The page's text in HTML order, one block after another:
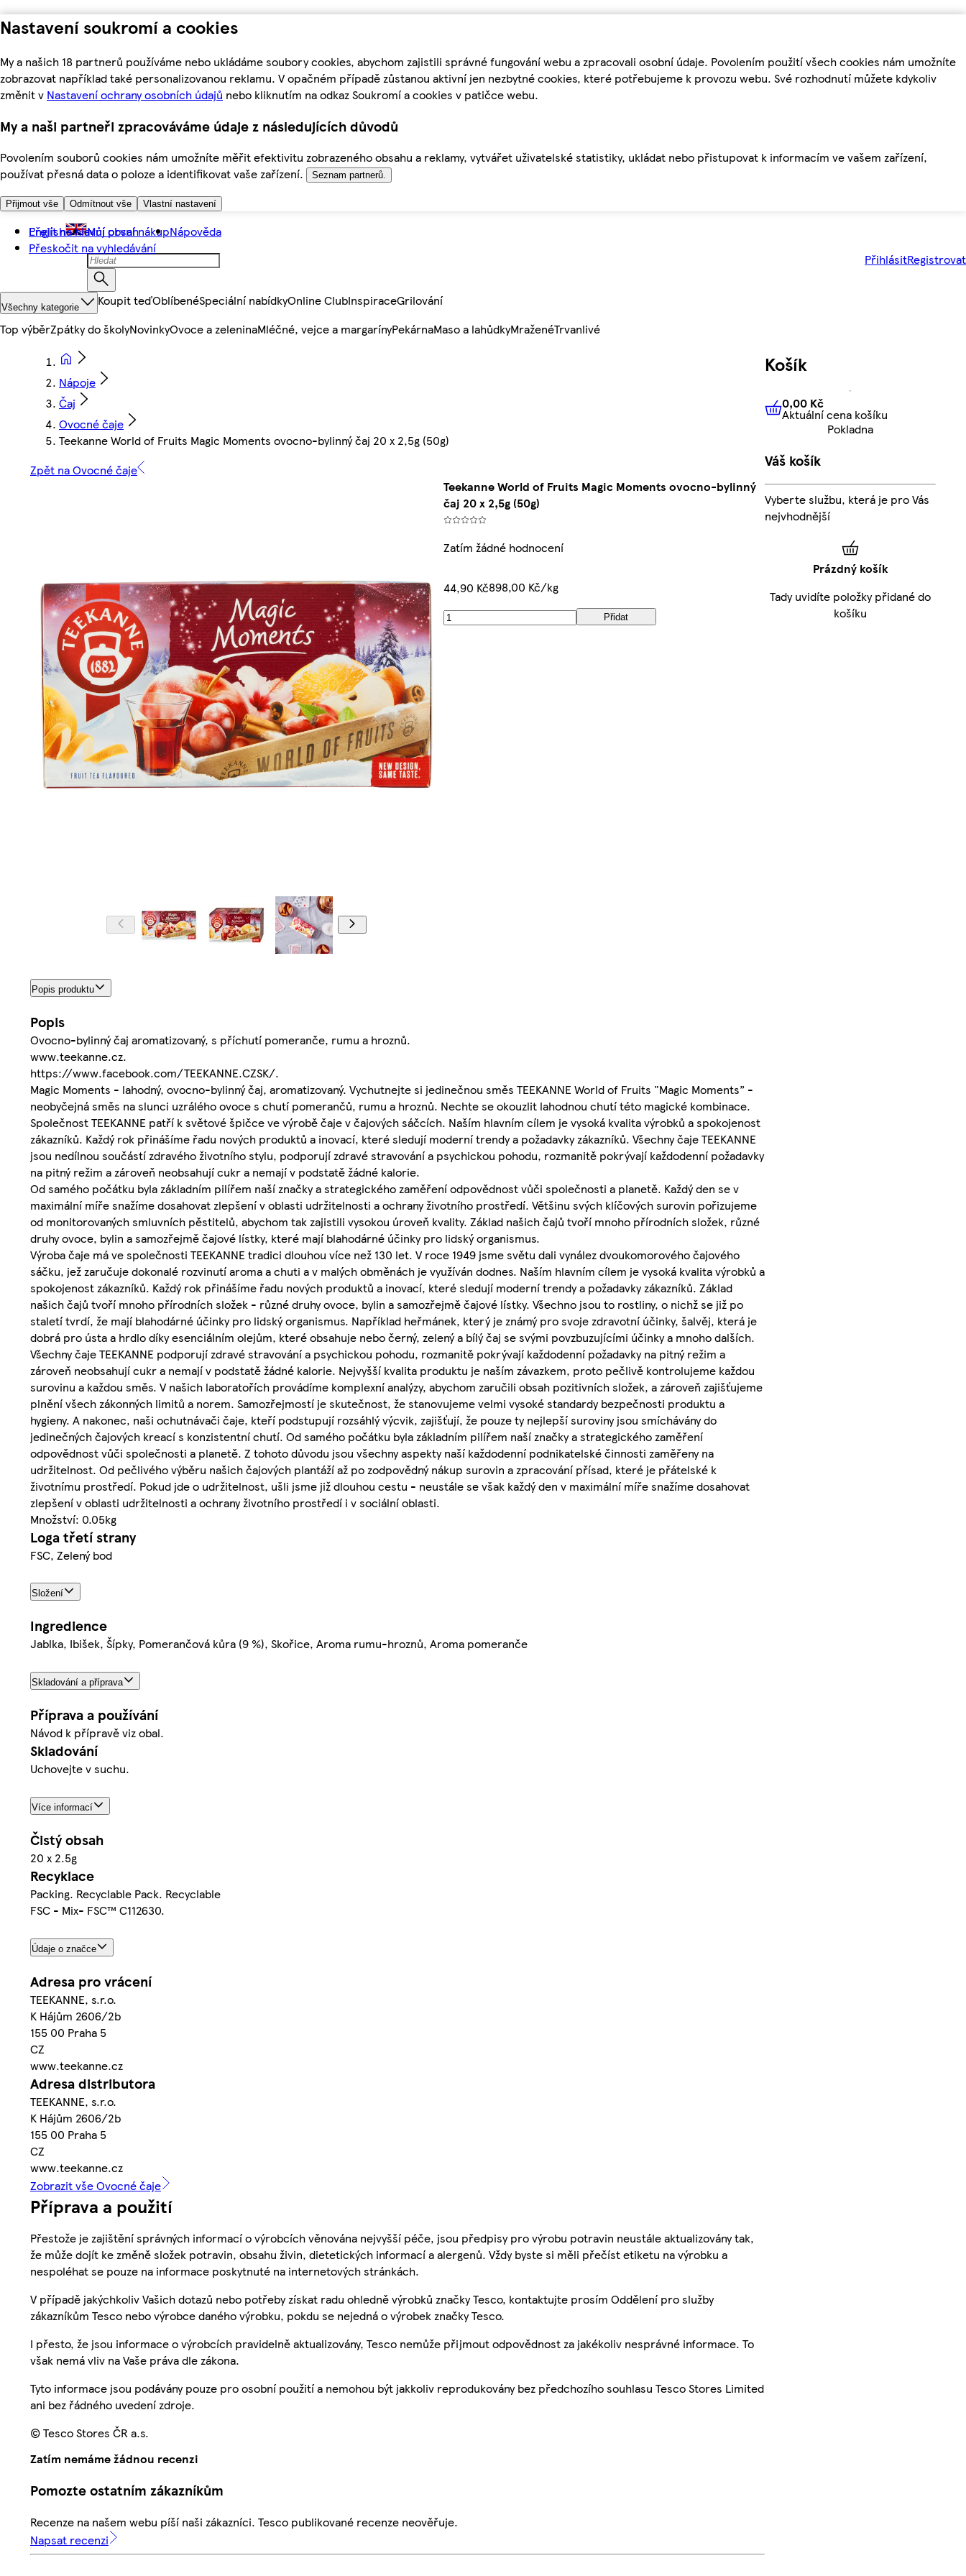
Nastavení soukromí a cookies
My a našich 18 partnerů používáme nebo ukládáme soubory cookies, abychom zajistili správné fungování webu a zpracovali osobní údaje. Povolením použití všech cookies nám umožníte
zobrazovat například také personalizovanou reklamu. V opačném případě zůstanou aktivní jen nezbytné cookies, které potřebujeme k provozu webu. Své rozhodnutí můžete kdykoliv
změnit v Nastavení ochrany osobních údajů nebo kliknutím na odkaz Soukromí a cookies v patičce webu.
My a naši partneři zpracováváme údaje z následujících důvodů
Povolením souborů cookies nám umožníte měřit efektivitu zobrazeného obsahu a reklamy, vytvářet uživatelské statistiky, ukládat nebo přistupovat k informacím ve vašem zařízení,
používat přesná data o poloze a identifikovat vaše zařízení.
Seznam partnerů.
Přijmout vše Odmítnout vše Vlastní nastavení
Přejít na hlavní obsah
Přeskočit na vyhledávání
English Můj první nákupNápověda
PřihlásitRegistrovat
Všechny kategorie Koupit teďOblíbenéSpeciální nabídkyOnline ClubInspiraceGrilování
Top výběrZpátky do školyNovinkyOvoce a zeleninaMléčné, vejce a margarínyPekárnaMaso a lahůdkyMraženéTrvanlivé
Nápoje
Čaj
Ovocné čaje
Teekanne World of Fruits Magic Moments ovocno-bylinný čaj 20 x 2,5g (50g)
Zpět na Ovocné čaje
Teekanne World of Fruits Magic Moments ovocno-bylinný
čaj 20 x 2,5g (50g)
Zatím žádné hodnocení
44,90 Kč898,00 Kč/kg
Přidat
Popis produktu
Popis
Ovocno-bylinný čaj aromatizovaný, s příchutí pomeranče, rumu a hroznů.
www.teekanne.cz.
https://www.facebook.com/TEEKANNE.CZSK/.
Magic Moments - lahodný, ovocno-bylinný čaj, aromatizovaný. Vychutnejte si jedinečnou směs TEEKANNE World of Fruits "Magic Moments” -
neobyčejná směs na slunci uzrálého ovoce s chutí pomerančů, rumu a hroznů. Nechte se okouzlit lahodnou chutí této magické kombinace.
Společnost TEEKANNE patří k světové špičce ve výrobě čaje v čajových sáčcích. Naším hlavním cílem je vysoká kvalita výrobků a spokojenost
zákazníků. Každý rok přinášíme řadu nových produktů a inovací, které sledují moderní trendy a požadavky zákazníků. Všechny čaje TEEKANNE
jsou nedílnou součástí zdravého životního stylu, podporují zdravé stravování a psychickou pohodu, rozmanitě pokrývají každodenní požadavky
na pitný režim a zároveň neobsahují cukr a nemají v podstatě žádné kalorie.
Od samého počátku byla základním pilířem naší značky a strategického zaměření odpovědnost vůči společnosti a planetě. Každý den se v
maximální míře snažíme dosahovat zlepšení v oblasti udržitelnosti a ochrany životního prostředí. Většinu svých klíčových surovin pořizujeme
od monitorovaných smluvních pěstitelů, abychom tak zajistili vysokou úroveň kvality. Základ našich čajů tvoří mnoho přírodních složek, různé
druhy ovoce, bylin a samozřejmě čajové lístky, které mají blahodárné účinky pro lidský organismus.
Výroba čaje má ve společnosti TEEKANNE tradici dlouhou více než 130 let. V roce 1949 jsme světu dali vynález dvoukomorového čajového
sáčku, jež zaručuje dokonalé rozvinutí aroma a chuti a v malých obměnách je využíván dodnes. Naším hlavním cílem je vysoká kvalita výrobků a
spokojenost zákazníků. Každý rok přinášíme řadu nových produktů a inovací, které sledují moderní trendy a požadavky zákazníků. Základ
našich čajů tvoří mnoho přírodních složek - různé druhy ovoce, bylin a samozřejmě čajové lístky. Všechno jsou to rostliny, o nichž se již po
staletí tvrdí, že mají blahodárné účinky pro lidský organismus. Například heřmánek, který je známý pro svoje zdravotní účinky, šalvěj, která je
dobrá pro ústa a hrdlo díky esenciálním olejům, které obsahuje nebo černý, zelený a bílý čaj se svými povzbuzujícími účinky a mnoho dalších.
Všechny čaje TEEKANNE podporují zdravé stravování a psychickou pohodu, rozmanitě pokrývají každodenní požadavky na pitný režim a
zároveň neobsahují cukr a nemají v podstatě žádné kalorie. Nejvyšší kvalita produktu je naším závazkem, proto pečlivě kontrolujeme každou
surovinu a každou směs. V našich laboratořích provádíme komplexní analýzy, abychom zaručili obsah pozitivních složek, a zároveň zajišťujeme
plnění všech zákonných limitů a norem. Samozřejmostí je skutečnost, že stanovujeme velmi vysoké standardy bezpečnosti produktu a
hygieny. A nakonec, naši ochutnávači čaje, kteří podstupují rozsáhlý výcvik, zajišťují, že pouze ty nejlepší suroviny jsou smíchávány do
jedinečných čajových kreací s konzistentní chutí. Od samého počátku byla základním pilířem naší značky a strategického zaměření
odpovědnost vůči společnosti a planetě. Z tohoto důvodu jsou všechny aspekty naší každodenní podnikatelské činnosti zaměřeny na
udržitelnost. Od pečlivého výběru našich čajových plantáží až po zodpovědný nákup surovin a zpracování přísad, které je přátelské k
životnímu prostředí. Pokud jde o udržitelnost, ušli jsme již dlouhou cestu - neustále se však každý den v maximální míře snažíme dosahovat
zlepšení v oblasti udržitelnosti a ochrany životního prostředí i v sociální oblasti.
Množství: 0.05kg
Loga třetí strany
FSC, Zelený bod
Složení
Ingredience
Jablka, Ibišek, Šípky, Pomerančová kůra (9 %), Skořice, Aroma rumu-hroznů, Aroma pomeranče
Skladování a příprava
Příprava a používání
Návod k přípravě viz obal.
Skladování
Uchovejte v suchu.
Více informací
Čistý obsah
20 x 2.5g
Recyklace
Packing. Recyclable Pack. Recyclable
FSC - Mix- FSC™ C112630.
Údaje o značce
Adresa pro vrácení
TEEKANNE, s.r.o.
K Hájům 2606/2b
155 00 Praha 5
CZ
www.teekanne.cz
Adresa distributora
TEEKANNE, s.r.o.
K Hájům 2606/2b
155 00 Praha 5
CZ
www.teekanne.cz
Zobrazit vše Ovocné čaje
Příprava a použití
Přestože je zajištění správných informací o výrobcích věnována nejvyšší péče, jsou předpisy pro výrobu potravin neustále aktualizovány tak,
že může dojít ke změně složek potravin, obsahu živin, dietetických informací a alergenů. Vždy byste si měli přečíst etiketu na výrobku a
nespoléhat se pouze na informace poskytnuté na internetových stránkách.
V případě jakýchkoliv Vašich dotazů nebo potřeby získat radu ohledně výrobků značky Tesco, kontaktujte prosím Oddělení pro služby
zákazníkům Tesco nebo výrobce daného výrobku, pokdu se nejedná o výrobek značky Tesco.
I přesto, že jsou informace o výrobcích pravidelně aktualizovány, Tesco nemůže přijmout odpovědnost za jakékoliv nesprávné informace. To
však nemá vliv na Vaše práva dle zákona.
Tyto informace jsou podávány pouze pro osobní použití a nemohou být jakkoliv reprodukovány bez předchozího souhlasu Tesco Stores Limited
ani bez řádného uvedení zdroje.
© Tesco Stores ČR a.s.
Zatím nemáme žádnou recenzi
Pomozte ostatním zákazníkům
Recenze na našem webu píší naši zákazníci. Tesco publikované recenze neověřuje.
Napsat recenzi
Košík
0,00 KčAktuální cena košíku
0,00 Kč
Aktuální cena košíku
Pokladna
Váš košík
Vyberte službu, která je pro Vás
nejvhodnější
Prázdný košík
Tady uvidíte položky přidané do
košíku